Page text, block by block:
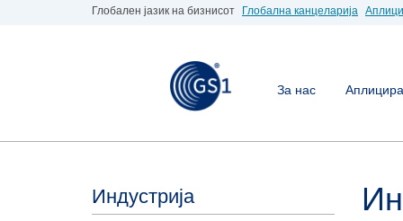
Глобален јазик на бизнисот Глобална канцеларија
За нас
Индустрија